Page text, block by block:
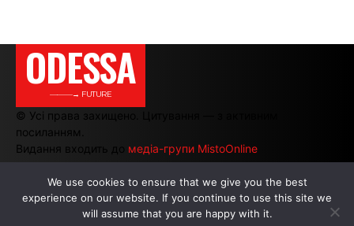
ODESSA
———→ FUTURE
© Усі права захищено. Цитування — з активним
посиланням.
Видання входить до медіа-групи MistoOnline
АВТОРИ | РЕКЛАМА НА САЙТІ
We use cookies to ensure that we give you the best
experience on our website. If you continue to use this site we
will assume that you are happy with it.